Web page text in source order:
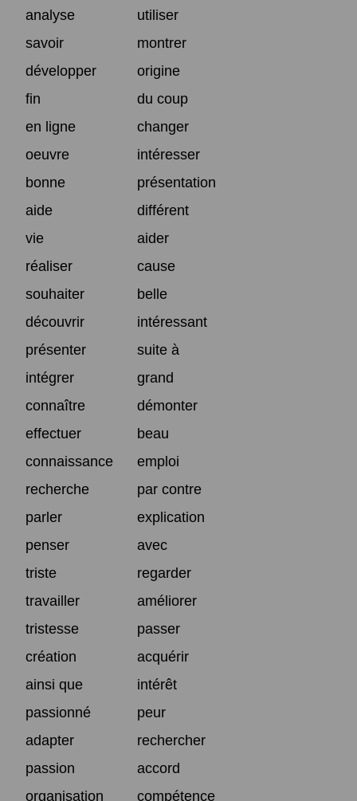
analyse
utiliser
savoir
montrer
développer
origine
fin
du coup
en ligne
changer
oeuvre
intéresser
bonne
présentation
aide
différent
vie
aider
réaliser
cause
souhaiter
belle
découvrir
intéressant
présenter
suite à
intégrer
grand
connaître
démonter
effectuer
beau
connaissance
emploi
recherche
par contre
parler
explication
penser
avec
triste
regarder
travailler
améliorer
tristesse
passer
création
acquérir
ainsi que
intérêt
passionné
peur
adapter
rechercher
passion
accord
organisation
compétence